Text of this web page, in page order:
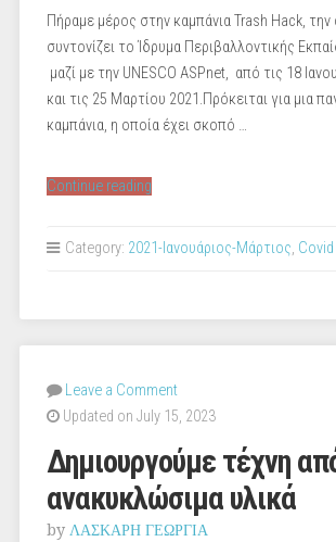
Πήραμε μέρος στην καμπάνια Trash Hack, την
συντονίζει το Ίδρυμα Περιβαλλοντικής
μαζί με την UNESCO ASPnet, από τις 18
και τις 25 Μαρτίου 2021.Πρόκειται για μια
καμπάνια, η οποία έχει σκοπό …
Continue reading“Trash
Campaign
Category: 2021-Ιανουάριος-Μάρτιος,
Leave a Comment
Updated on July 15, 2023
Δημιουργούμε τέχνη
ανακυκλώσιμα υλικά
by ΛΑΣΚΑΡΗ ΓΕΩΡΓΙΑ